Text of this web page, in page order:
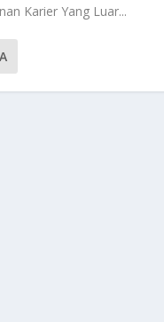
Karier Yang Luar...